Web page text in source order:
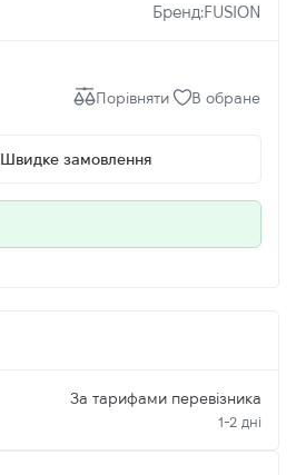
Бренд:FUSION
Порівняти В обране
Швидке замовлення
За тарифами перевізника
1-2 дні